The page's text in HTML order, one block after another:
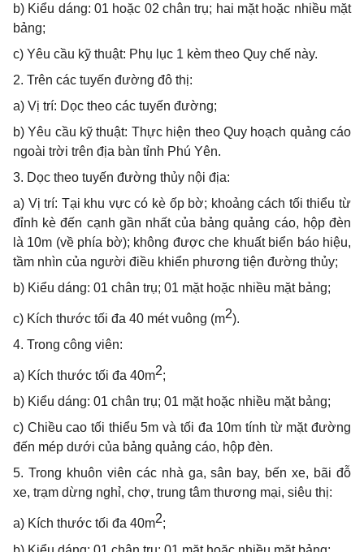
b) Kiểu dáng: 01 hoặc 02 chân trụ; hai mặt hoặc nhiều mặt
bảng;
c) Yêu cầu kỹ thuật: Phụ lục 1 kèm theo Quy chế này.
2. Trên các tuyến đường đô thị:
a) Vị trí: Dọc theo các tuyến đường;
b) Yêu cầu kỹ thuật: Thực hiện theo Quy hoạch quảng cáo
ngoài trời trên địa bàn tỉnh Phú Yên.
3. Dọc theo tuyến đường thủy nội địa:
a) Vị trí: Tại khu vực có kè ốp bờ; khoảng cách tối thiểu từ
đỉnh kè đến cạnh gần nhất của bảng quảng cáo, hộp đèn
là 10m (về phía bờ); không được che khuất biển báo hiệu,
tầm nhìn của người điều khiển phương tiện đường thủy;
b) Kiểu dáng: 01 chân trụ; 01 mặt hoặc nhiều mặt bảng;
c) Kích thước tối đa 40 mét vuông (m2).
4. Trong công viên:
a) Kích thước tối đa 40m2;
b) Kiểu dáng: 01 chân trụ; 01 mặt hoặc nhiều mặt bảng;
c) Chiều cao tối thiểu 5m và tối đa 10m tính từ mặt đường
đến mép dưới của bảng quảng cáo, hộp đèn.
5. Trong khuôn viên các nhà ga, sân bay, bến xe, bãi đỗ
xe, trạm dừng nghỉ, chợ, trung tâm thương mại, siêu thị:
a) Kích thước tối đa 40m2;